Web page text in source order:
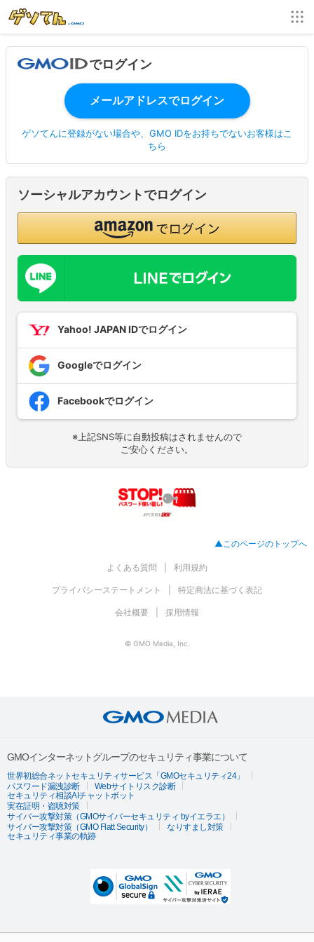
でログイン
ゲソてんに登録がない場合や、GMO IDをお持ちでないお客様はこ
ちら
ソーシャルアカウントでログイン
Yahoo! JAPAN IDでログイン
Googleでログイン
Facebookでログイン
※上記SNS等に自動投稿はされませんので
ご安心ください。
▲このページのトップへ
よくある質問 利用規約
プライバシーステートメント 特定商法に基づく表記
会社概要 採用情報
© GMO Media, Inc.
GMOインターネットグループのセキュリティ事業について
世界初総合ネットセキュリティサービス「GMOセキュリティ24」
パスワード漏洩診断
Webサイトリスク診断
セキュリティ相談AIチャットボット
実在証明・盗聴対策
サイバー攻撃対策（GMOサイバーセキュリティ byイエラエ）
サイバー攻撃対策（GMO Flatt Security）
なりすまし対策
セキュリティ事業の軌跡